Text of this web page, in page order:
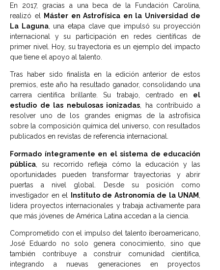
En 2017, gracias a una beca de la Fundación Carolina,
realizó el
Máster en Astrofísica en la Universidad de
La Laguna, una etapa clave que impulsó su proyección
internacional y su participación en redes científicas de
primer nivel. Hoy, su trayectoria es un ejemplo del impacto
que tiene el apoyo al talento.
Tras haber sido finalista en la edición anterior de estos
premios, este año ha resultado ganador, consolidando una
carrera científica brillante. Su trabajo, centrado en el
estudio de las nebulosas ionizadas, ha contribuido a
resolver uno de los grandes enigmas de la astrofísica
sobre la composición química del universo, con resultados
publicados en revistas de referencia internacional.
Formado íntegramente en el sistema de educación
pública , su recorrido refleja cómo la educación y las
oportunidades pueden transformar trayectorias y abrir
puertas a nivel global. Desde su posición como
investigador en el
Instituto de Astronomía de la UNAM
lidera proyectos internacionales y trabaja activamente para
que más jóvenes de América Latina accedan a la ciencia.
Comprometido con el impulso del talento iberoamericano,
José Eduardo no solo genera conocimiento, sino que
también contribuye a construir comunidad científica,
integrando a nuevas generaciones en proyectos